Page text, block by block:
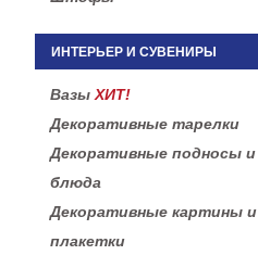
ИНТЕРЬЕР И СУВЕНИРЫ
Вазы ХИТ!
Декоративные тарелки
Декоративные подносы и
блюда
Декоративные картины и
плакетки